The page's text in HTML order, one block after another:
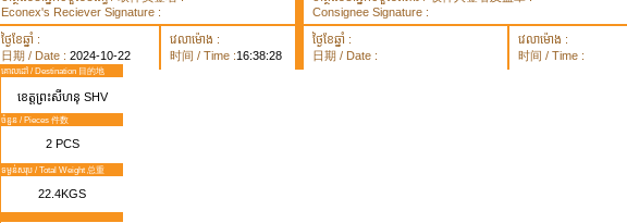
Econex's Reciever Signature :
Consignee Signature :
ថ្ងៃខែឆ្នាំ :
日期 / Date : 2024-10-22
វេលាម៉ោង :
时间 / Time :16:38:28
ថ្ងៃខែឆ្នាំ :
日期 / Date :
វេលាម៉ោង :
时间 / Time :
គោលដៅ / Destination 目的地
ខេត្តព្រះសីហនុ SHV
ចំនួន / Pieces 件数
2 PCS
ទម្ងន់សរុប / Total Weight 总重
22.4KGS